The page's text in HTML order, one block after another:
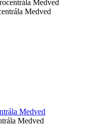
Medved
Medved